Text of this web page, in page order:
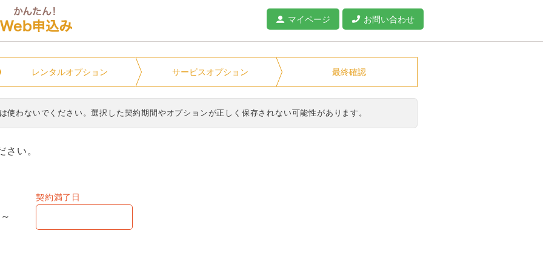
ニオンマンスリー マイページ お問い合わせ
レンタルオプション サービスオプション 最終確認
わないでください。選択した契約期間やオプションが正しく保存されない可能性があります。
さい。
契約満了日